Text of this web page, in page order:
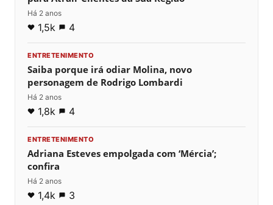
Há 2 anos
1,5k 4
ENTRETENIMENTO
Saiba porque irá odiar Molina, novo
personagem de Rodrigo Lombardi
Há 2 anos
1,8k 4
ENTRETENIMENTO
Adriana Esteves empolgada com ‘Mércia’;
confira
Há 2 anos
1,4k 3